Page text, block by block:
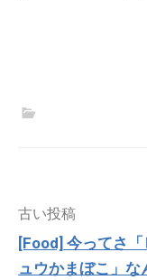
投
ナ
ビ
古い投稿
[Food] 今ってさ
ュウかまぼこ」な